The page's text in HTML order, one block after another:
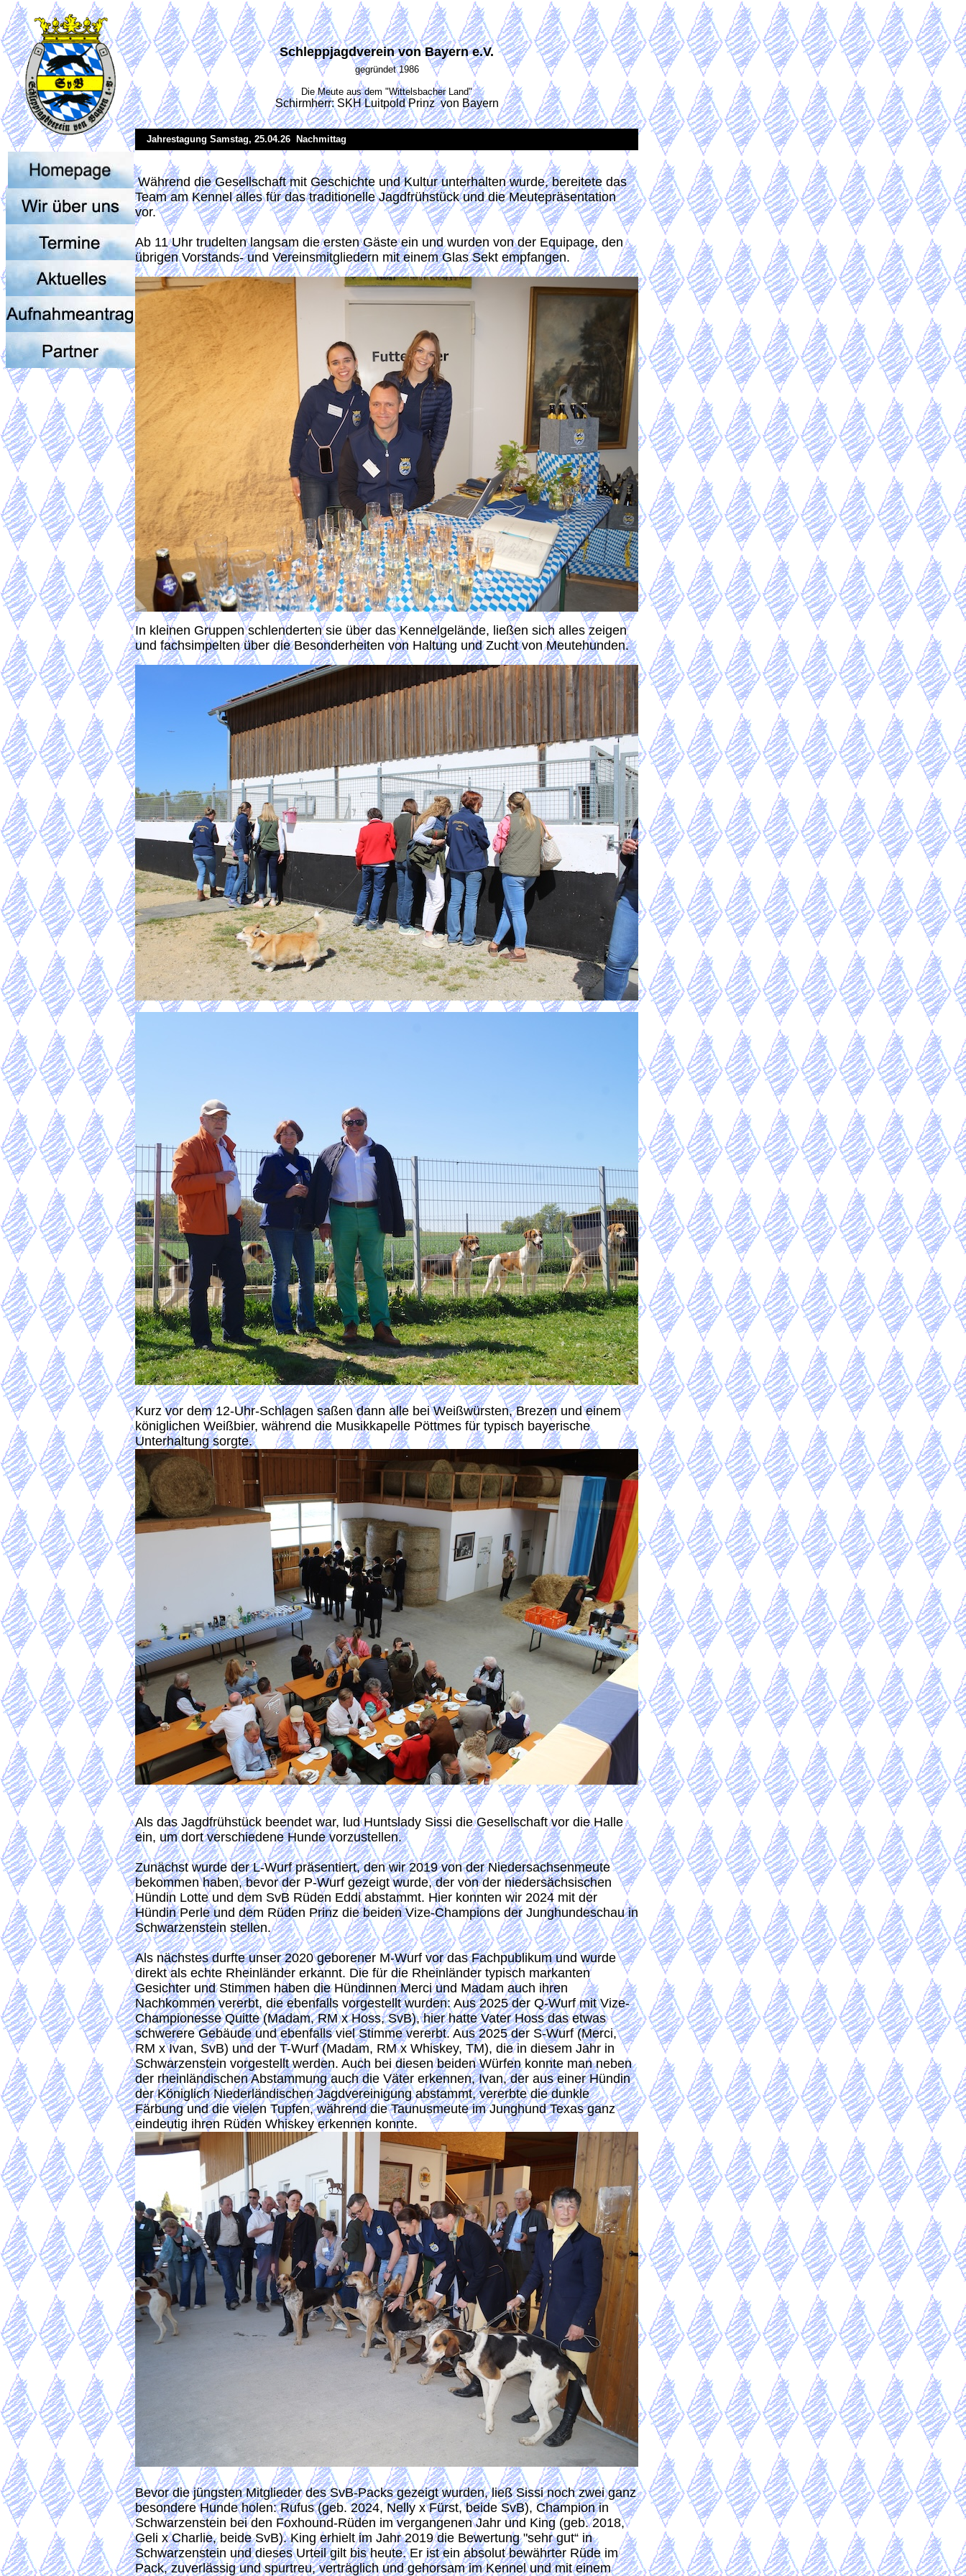
Schleppjagdverein von Bayern e.V.
gegründet 1986
Die Meute aus dem "Wittelsbacher Land"
Schirmherr: SKH Luitpold Prinz von Bayern
Jahrestagung Samstag, 25.04.26 Nachmittag
Während die Gesellschaft mit Geschichte und Kultur unterhalten wurde, bereitete das
Team am Kennel alles für das traditionelle Jagdfrühstück und die Meutepräsentation
vor.
Ab 11 Uhr trudelten langsam die ersten Gäste ein und wurden von der Equipage, den
übrigen Vorstands- und Vereinsmitgliedern mit einem Glas Sekt empfangen.
In kleinen Gruppen schlenderten sie über das Kennelgelände, ließen sich alles zeigen
und fachsimpelten über die Besonderheiten von Haltung und Zucht von Meutehunden.
Kurz vor dem 12-Uhr-Schlagen saßen dann alle bei Weißwürsten, Brezen und einem
königlichen Weißbier, während die Musikkapelle Pöttmes für typisch bayerische
Unterhaltung sorgte.
Als das Jagdfrühstück beendet war, lud Huntslady Sissi die Gesellschaft vor die Halle
ein, um dort verschiedene Hunde vorzustellen.
Zunächst wurde der L-Wurf präsentiert, den wir 2019 von der Niedersachsenmeute
bekommen haben, bevor der P-Wurf gezeigt wurde, der von der niedersächsischen
Hündin Lotte und dem SvB Rüden Eddi abstammt. Hier konnten wir 2024 mit der
Hündin Perle und dem Rüden Prinz die beiden Vize-Champions der Junghundeschau in
Schwarzenstein stellen.
Als nächstes durfte unser 2020 geborener M-Wurf vor das Fachpublikum und wurde
direkt als echte Rheinländer erkannt. Die für die Rheinländer typisch markanten
Gesichter und Stimmen haben die Hündinnen Merci und Madam auch ihren
Nachkommen vererbt, die ebenfalls vorgestellt wurden: Aus 2025 der Q-Wurf mit Vize-
Championesse Quitte (Madam, RM x Hoss, SvB), hier hatte Vater Hoss das etwas
schwerere Gebäude und ebenfalls viel Stimme vererbt. Aus 2025 der S-Wurf (Merci,
RM x Ivan, SvB) und der T-Wurf (Madam, RM x Whiskey, TM), die in diesem Jahr in
Schwarzenstein vorgestellt werden. Auch bei diesen beiden Würfen konnte man neben
der rheinländischen Abstammung auch die Väter erkennen, Ivan, der aus einer Hündin
der Königlich Niederländischen Jagdvereinigung abstammt, vererbte die dunkle
Färbung und die vielen Tupfen, während die Taunusmeute im Junghund Texas ganz
eindeutig ihren Rüden Whiskey erkennen konnte.
Bevor die jüngsten Mitglieder des SvB-Packs gezeigt wurden, ließ Sissi noch zwei ganz
besondere Hunde holen: Rufus (geb. 2024, Nelly x Fürst, beide SvB), Champion in
Schwarzenstein bei den Foxhound-Rüden im vergangenen Jahr und King (geb. 2018,
Geli x Charlie, beide SvB). King erhielt im Jahr 2019 die Bewertung "sehr gut“ in
Schwarzenstein und dieses Urteil gilt bis heute. Er ist ein absolut bewährter Rüde im
Pack, zuverlässig und spurtreu, verträglich und gehorsam im Kennel und mit einem